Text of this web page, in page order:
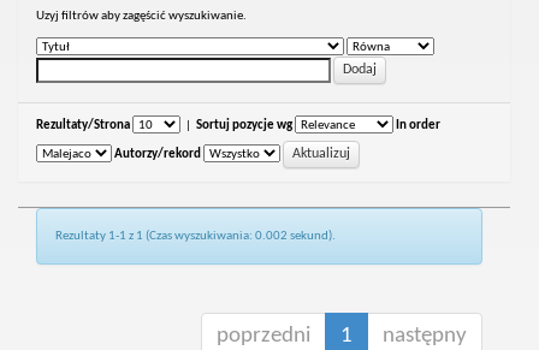
Uzyj filtrów aby zagęścić wyszukiwanie.
Rezultaty/Strona Sortuj pozycje wg In order
Autorzy/rekord
Rezultaty 1-1 z 1 (Czas wyszukiwania: 0.002 sekund).
poprzedni 1 następny